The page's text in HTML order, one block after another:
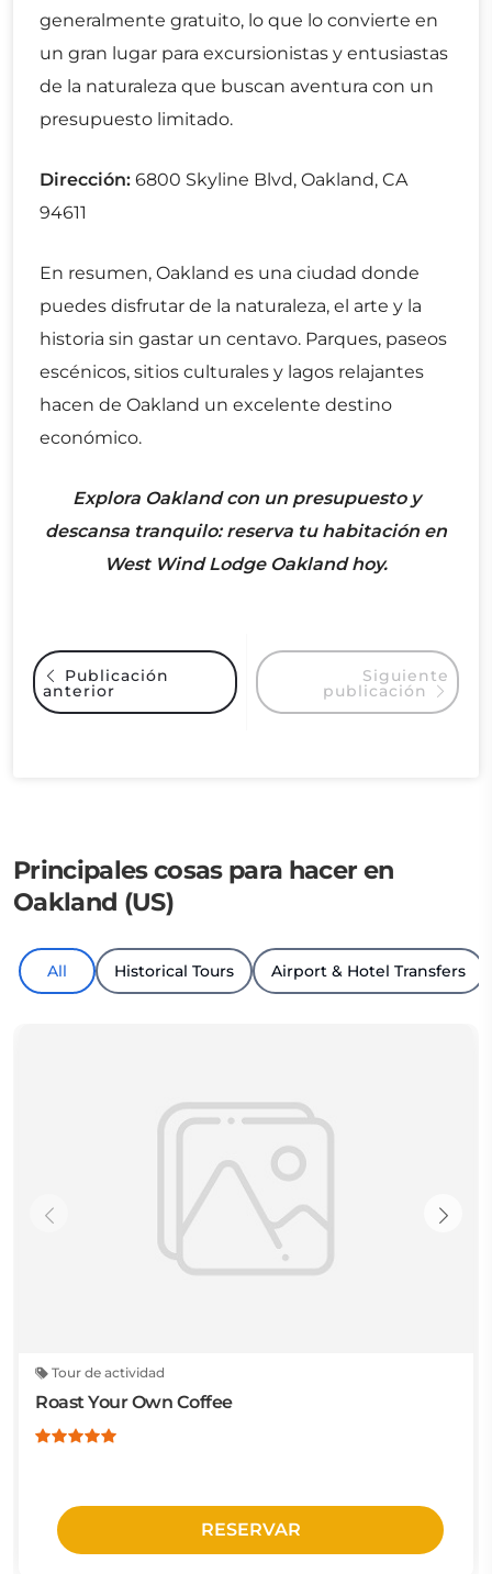
generalmente gratuito, lo que lo convierte en
un gran lugar para excursionistas y entusiastas
de la naturaleza que buscan aventura con un
presupuesto limitado.
Dirección: 6800 Skyline Blvd, Oakland, CA
94611
En resumen, Oakland es una ciudad donde
puedes disfrutar de la naturaleza, el arte y la
historia sin gastar un centavo. Parques, paseos
escénicos, sitios culturales y lagos relajantes
hacen de Oakland un excelente destino
económico.
Explora Oakland con un presupuesto y
descansa tranquilo: reserva tu habitación en
West Wind Lodge Oakland hoy.
Siguiente
publicación
Publicación
anterior
Principales cosas para hacer en
Oakland (US)
All Historical Tours Airport & Hotel Transfers
Tour de actividad
Roast Your Own Coffee
RESERVAR